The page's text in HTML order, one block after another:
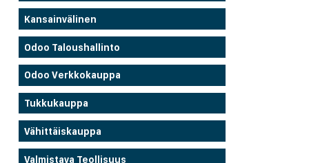
Kansainvälinen
Odoo Taloushallinto
Odoo Verkkokauppa
Tukkukauppa
Vähittäiskauppa
Valmistava Teollisuus